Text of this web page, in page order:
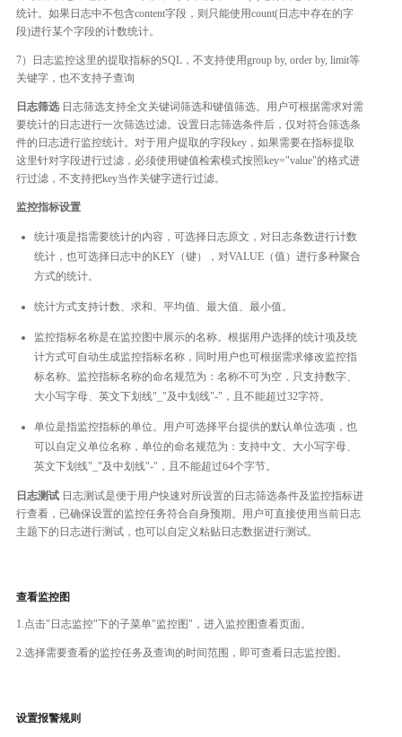
统计。如果日志中不包含content字段，则只能使用count(日志中存在的字
段)进行某个字段的计数统计。
7）日志监控这里的提取指标的SQL，不支持使用group by, order by, limit等
关键字，也不支持子查询
日志筛选 日志筛选支持全文关键词筛选和键值筛选。用户可根据需求对需
要统计的日志进行一次筛选过滤。设置日志筛选条件后，仅对符合筛选条
件的日志进行监控统计。对于用户提取的字段key，如果需要在指标提取
这里针对字段进行过滤，必须使用键值检索模式按照key="value"的格式进
行过滤，不支持把key当作关键字进行过滤。
监控指标设置
统计项是指需要统计的内容，可选择日志原文，对日志条数进行计数
统计，也可选择日志中的KEY（键），对VALUE（值）进行多种聚合
方式的统计。
统计方式支持计数、求和、平均值、最大值、最小值。
监控指标名称是在监控图中展示的名称。根据用户选择的统计项及统
计方式可自动生成监控指标名称，同时用户也可根据需求修改监控指
标名称。监控指标名称的命名规范为：名称不可为空，只支持数字、
大小写字母、英文下划线"_"及中划线"-"，且不能超过32字符。
单位是指监控指标的单位。用户可选择平台提供的默认单位选项，也
可以自定义单位名称，单位的命名规范为：支持中文、大小写字母、
英文下划线"_"及中划线"-"，且不能超过64个字节。
日志测试 日志测试是便于用户快速对所设置的日志筛选条件及监控指标进
行查看，已确保设置的监控任务符合自身预期。用户可直接使用当前日志
主题下的日志进行测试，也可以自定义粘贴日志数据进行测试。
查看监控图
1.点击"日志监控"下的子菜单"监控图"，进入监控图查看页面。
2.选择需要查看的监控任务及查询的时间范围，即可查看日志监控图。
设置报警规则